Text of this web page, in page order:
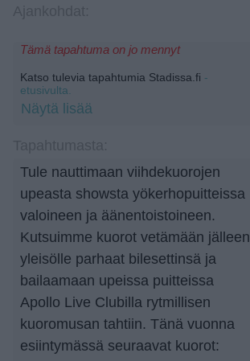
Tämä tapahtuma on jo mennyt
Katso tulevia tapahtumia Stadissa.fi -
etusivulta.
Näytä lisää
Tule nauttimaan viihdekuorojen
upeasta showsta yökerhopuitteissa
valoineen ja äänentoistoineen.
Kutsuimme kuorot vetämään jälleen
yleisölle parhaat bilesettinsä ja
bailaamaan upeissa puitteissa
Apollo Live Clubilla rytmillisen
kuoromusan tahtiin. Tänä vuonna
esiintymässä seuraavat kuorot: